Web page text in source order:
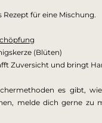
Rezept für eine Mischung.
(Blüten)
Zuversicht und bringt
es gibt,
melde dich gerne zu